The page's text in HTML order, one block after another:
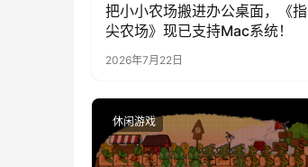
把小小农场搬进办公桌面，《指
尖农场》现已支持Mac系统！
2026年7月22日
休闲游戏